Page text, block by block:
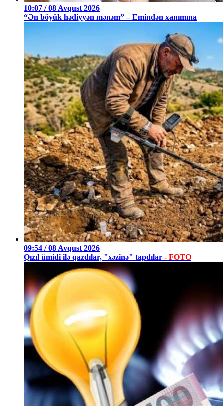
10:07 / 08 Avqust 2026
“Ən böyük hədiyyən mənəm” – Emindən xanımına
09:54 / 08 Avqust 2026
Qızıl ümidi ilə qazdılar, "xəzinə" tapdılar - FOTO